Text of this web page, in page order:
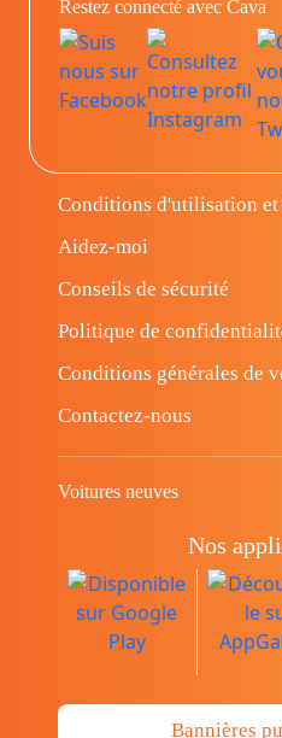
Restez connecté avec Cava
Conditions d'utilisation
Aidez-moi
Conseils de sécurité
Politique de
Conditions générales de
Contactez-nous
Voitures neuves
Nos
Bannières